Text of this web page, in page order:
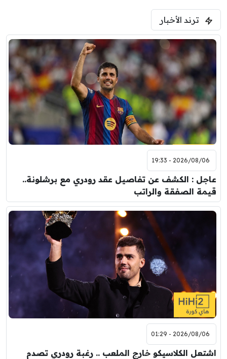
ترند الأخبار
2026/08/06 - 19:33
عاجل : الكشف عن تفاصيل عقد رودري مع برشلونة..
قيمة الصفقة والراتب
2026/08/06 - 01:29
اشتعل الكلاسيكو خارج الملعب .. رغبة رودري تصدم